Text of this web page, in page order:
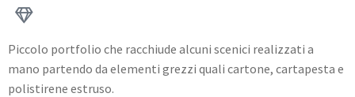
Piccolo portfolio che racchiude alcuni scenici realizzati a
mano partendo da elementi grezzi quali cartone, cartapesta e
polistirene estruso.